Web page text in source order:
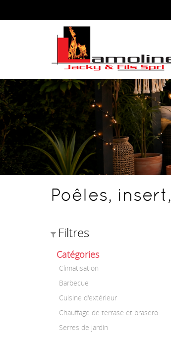
Poêles,
Filtres
Catégories
Climatisation
Barbecue
Cuisine d'extérieur
Chauffage de terrase et brasero
Serres de jardin